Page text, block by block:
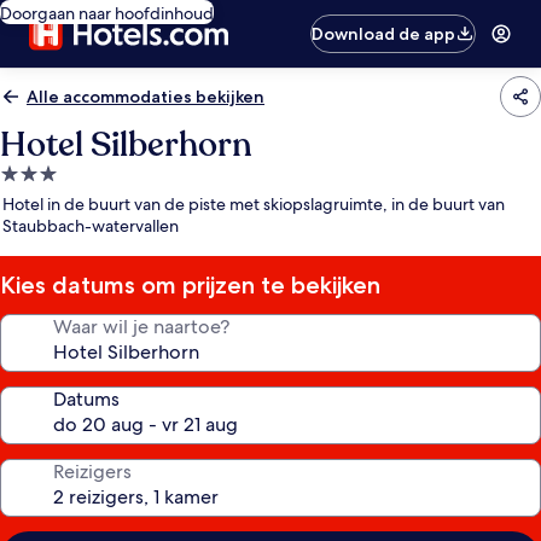
Doorgaan naar hoofdinhoud
Download de app
Alle accommodaties bekijken
Hotel Silberhorn
3.0-
sterrenaccommodatie
Hotel in de buurt van de piste met skiopslagruimte, in de buurt van
Staubbach-watervallen
Kies datums om prijzen te bekijken
Waar wil je naartoe?
Datums
Reizigers